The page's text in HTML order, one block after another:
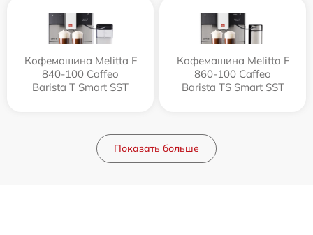
Кофемашина Melitta F
840-100 Caffeo
Barista T Smart SST
Кофемашина Melitta F
860-100 Caffeo
Barista TS Smart SST
Показать больше